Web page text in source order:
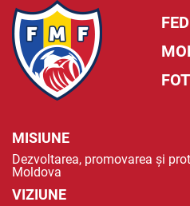
MISIUNE
Dezvoltarea, promovarea și
Moldova
VIZIUNE